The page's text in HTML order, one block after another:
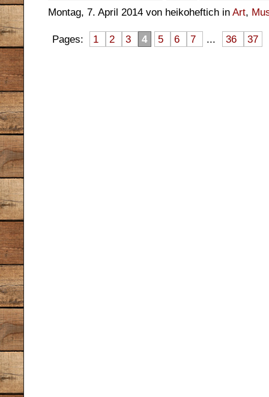
Montag, 7. April 2014 von heikoheftich in Art,
Pages: 1 2 3 4 5 6 7 ... 36 37